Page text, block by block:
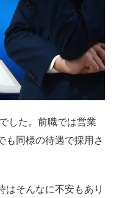
した。前職では営業
も同様の待遇で採用さ
はそんなに不安もあり